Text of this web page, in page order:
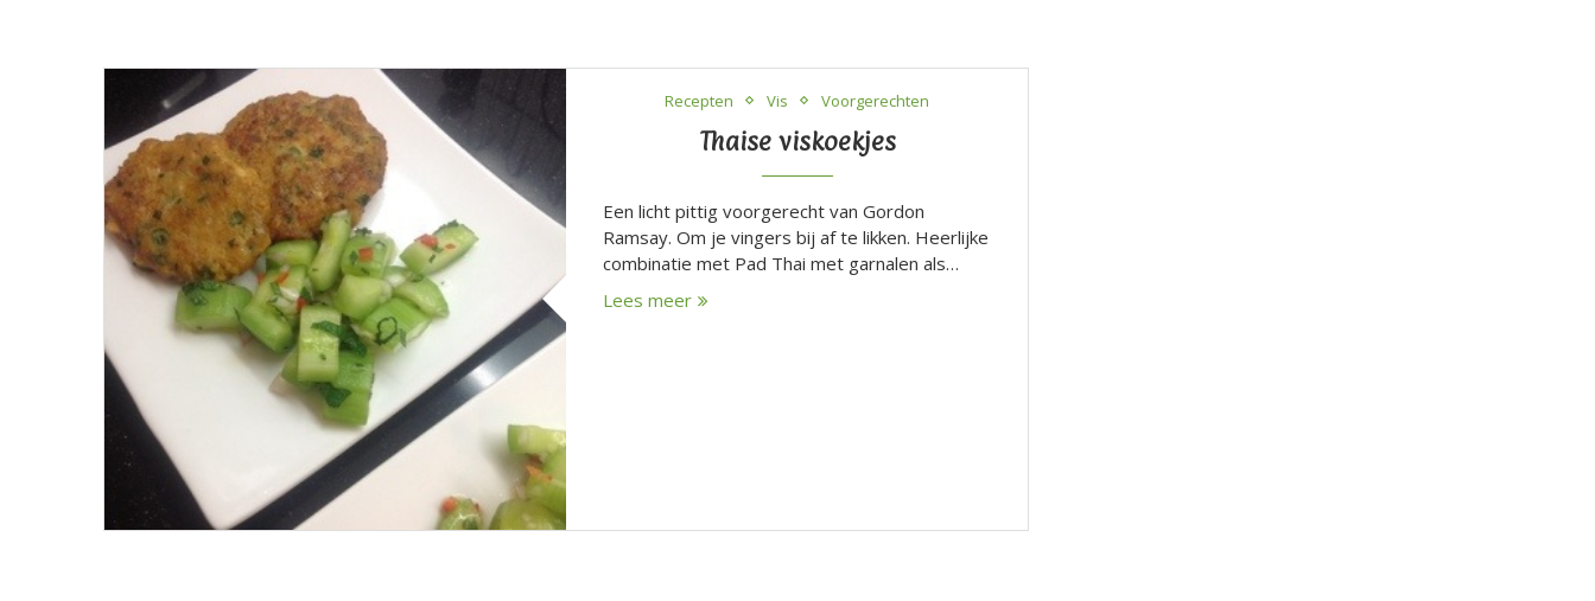
Recepten Vis Voorgerechten
Thaise viskoekjes
Een licht pittig voorgerecht van Gordon
Ramsay. Om je vingers bij af te likken. Heerlijke
combinatie met Pad Thai met garnalen als…
Lees meer